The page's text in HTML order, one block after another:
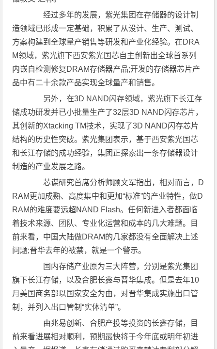
经过多年的发展，紫光集团在存储器的设计制
造领域已形成一定基础，积累了从设计、生产、测试、
方案构建到全球量产销售等研发和产业化经验。在DRA
M领域，紫光旗下西安紫光国芯自主创新出全球首系列
内嵌自检测修复DRAM存储器产品;开发的存储器芯片产
品中有二十余款产品实现全球量产和销售。
另外，在3D NAND闪存领域，紫光旗下长江存
储成功研发并已小批量生产了32层3D NAND闪存芯片，
其创新的Xtacking TM技术，实现了3D NAND闪存芯片
结构的历史性突破。紫光集团表示，基于西安紫光国芯
和长江存储的成功经验，集团正探索出一条存储器设计
制造的产业发展之路。
芯谋研究首席分析师顾文军指出，相对而言，D
RAM更加成熟、高度集中和更加“标准”的产业特性，做D
RAM的难度要远超NAND Flash。任何新进入者都面临
着技术来源、团队、专业化运营和成本的几大难题。目
前来看，中国大陆做DRAM的几家都没有全面解决上述
问题;晋华去年的被禁，就是一个警示。
国内存储产业原为三大阵营，分别是紫光集团
旗下长江存储，以及合肥长鑫与晋华集成。但是去年10
月美国商务部以国家安全为由，对晋华集成实施出口管
制，并列入出口管制“实体清单”。
由兆易创新、合肥产投等投资的长鑫存储，目
前来看进展相对顺利，预期最快将于今年底或明年初进